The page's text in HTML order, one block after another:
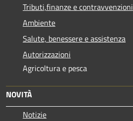
Tributi,finanze e contravvenzioni
Ambiente
Salute, benessere e assistenza
Autorizzazioni
Agricoltura e pesca
NOVITÀ
Notizie